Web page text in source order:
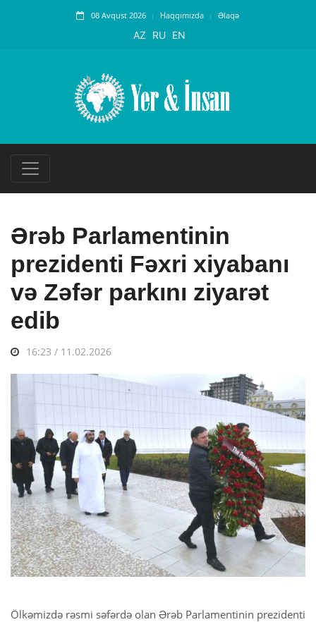
08 Avqust 2026 Haqqımızda Əlaqə
AZ RU EN
Ərəb Parlamentinin
prezidenti Fəxri xiyabanı
və Zəfər parkını ziyarət
edib
16:23 / 11.02.2026
Ölkəmizdə rəsmi səfərdə olan Ərəb Parlamentinin prezidenti